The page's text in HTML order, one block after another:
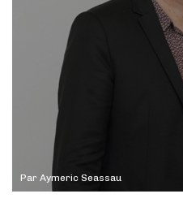
Par Aymeric Seassau